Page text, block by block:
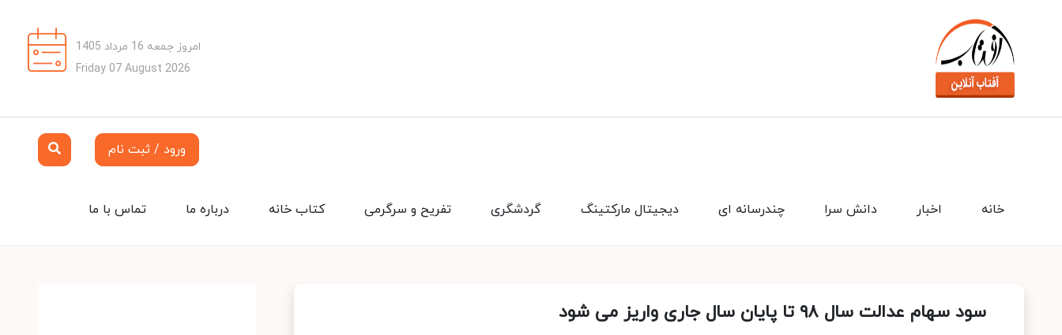
امروز جمعه 16 مرداد 1405
Friday 07 August 2026
ورود / ثبت نام
تماس با ما درباره ما کتاب خانه تفریح و سرگرمی گردشگری دیجیتال مارکتینگ چندرسانه ای دانش سرا اخبار خانه
سود سهام عدالت سال ٩٨ تا پایان سال جاری واریز می شود